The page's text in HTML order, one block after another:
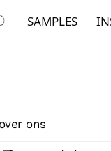
SAMPLES
over ons